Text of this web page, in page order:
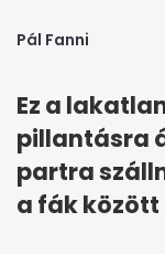
Pál Fanni
Ez a
pillantásra
partra
a fák